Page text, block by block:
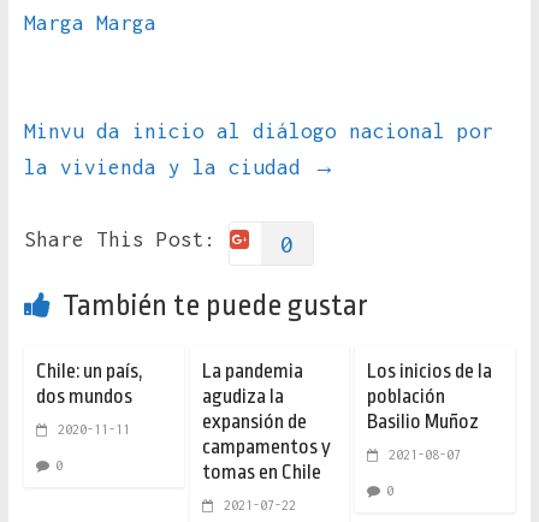
Marga Marga
Minvu da inicio al diálogo nacional por
la vivienda y la ciudad
→
Share This Post: 0
También te puede gustar
Chile: un país,
dos mundos
2020-11-11
0
La pandemia
agudiza la
expansión de
campamentos y
tomas en Chile
2021-07-22
Los inicios de la
población
Basilio Muñoz
2021-08-07
0